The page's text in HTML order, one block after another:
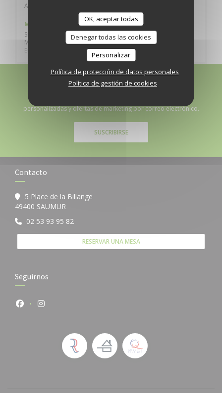
OK, aceptar todas
Denegar todas las cookies
Personalizar
Política de protección de datos personales
Política de gestión de cookies
Acceso a Discapacitados, WiFi, Terraza, Privatización
Métodos de pago
Sin contacto, Vales restaurante (unicamente almuerzo),
Master, Apple Pay, Contactless Payment,
Eurocard/Mastercard, Efectivo, Visa, Tarjeta de Crédito
Manténgase al día*
Suscríbase a nuestro boletín para recibir comunicaciones
personalizadas y ofertas de marketing por correo electrónico.
SUSCRIBIRSE
Contacto
5 Place de la Billange
49400 SAUMUR
02 53 93 95 82
RESERVAR UNA MESA
Seguirnos
Facebook ((abre en una nueva ventana))
Instagram ((abre en una nueva ventana))